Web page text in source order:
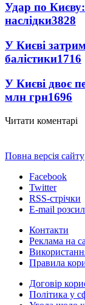
Удар по
наслідки3828
У Києві
балістики1716
У Києві двоє
млн грн1696
Читати коментарі
Повна версія сайту
Facebook
Twitter
RSS-стрічки
E-mail
Контакти
Реклама на
Правила
Договір
Політика у